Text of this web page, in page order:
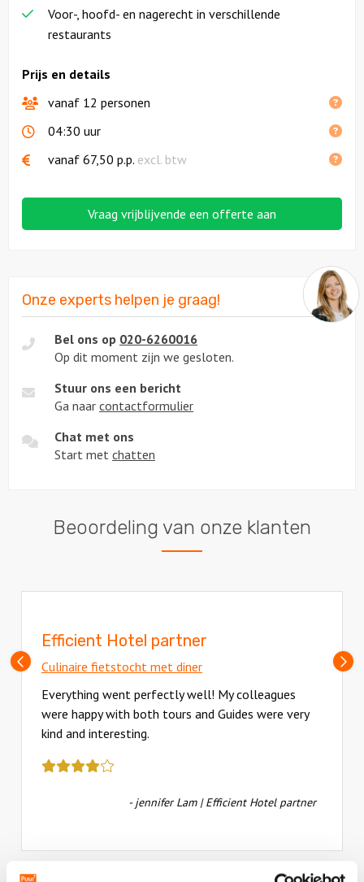
Prijs en details
vanaf 12 personen
04:30 uur
vanaf 67,50 p.p. excl. btw
Voor-, hoofd- en nagerecht in verschillende
restaurants
Vraag vrijblijvende een offerte aan
Onze experts helpen je graag!
Bel ons op 020-6260016
Op dit moment zijn we gesloten.
Stuur ons een bericht
Ga naar contactformulier
Chat met ons
Start met chatten
Beoordeling van onze klanten
Vorige
slide
Efficient Hotel partner
Culinaire fietstocht met diner
Everything went perfectly well! My colleagues
were happy with both tours and Guides were very
kind and interesting.
review
een
- jennifer Lam | Efficient Hotel partner